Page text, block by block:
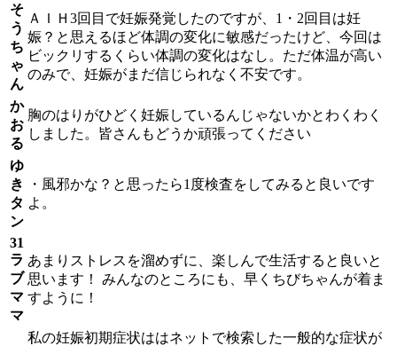
そ
う
ち
ゃ
ん
ＡＩＨ3回目で妊娠発覚したのですが、1・2回目は妊
娠？と思えるほど体調の変化に敏感だったけど、今回は
ビックリするくらい体調の変化はなし。ただ体温が高い
のみで、妊娠がまだ信じられなく不安です。
か
お
る
胸のはりがひどく妊娠しているんじゃないかとわくわく
しました。皆さんもどうか頑張ってください
ゆ
き
タ
ン
・風邪かな？と思ったら1度検査をしてみると良いです
よ。
31
ラ
ブ
マ
マ
あまりストレスを溜めずに、楽しんで生活すると良いと
思います！ みんなのところにも、早くちびちゃんが着ま
すように！
私の妊娠初期症状ははネットで検索した一般的な症状が